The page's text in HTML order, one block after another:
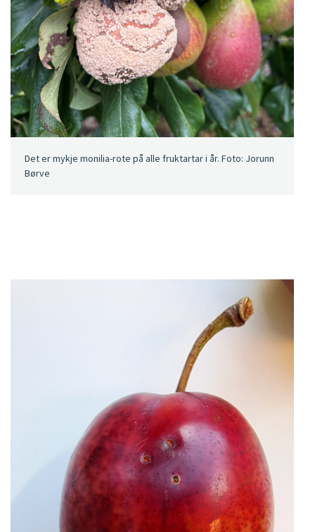
Det er mykje monilia-rote på alle fruktartar i år. Foto: Jorunn
Børve